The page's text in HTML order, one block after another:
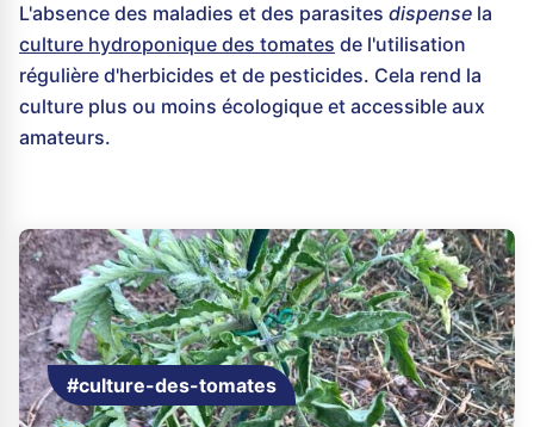
L'absence des maladies et des parasites dispense la
culture hydroponique des tomates de l'utilisation
régulière d'herbicides et de pesticides. Cela rend la
culture plus ou moins écologique et accessible aux
amateurs.
#culture-des-tomates